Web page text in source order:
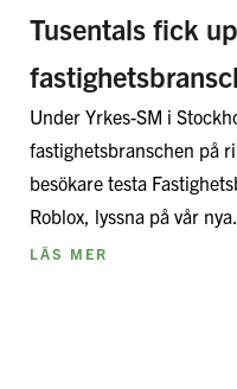
Tusentals fick
Under Yrkes-SM i
fastighetsbranschen på
besökare testa
Roblox, lyssna på vår
LÄS MER